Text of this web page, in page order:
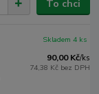
To chci
90,00 Kč/ks
74,38 Kč bez DPH
Skladem 4 ks